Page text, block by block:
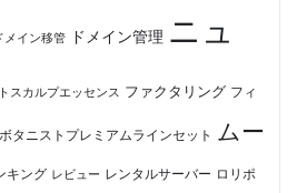
メイン移管 ドメイン管理 ニュ
スカルプエッセンス ファクタリング フィ
ボタニストプレミアムラインセット ムー
キング レビュー レンタルサーバー ロリポ